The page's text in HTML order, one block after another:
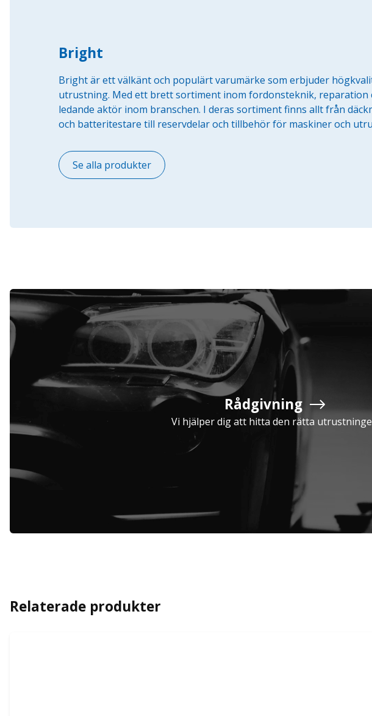
Privatperson
Bright
Bright är ett välkänt och populärt varumärke som erbjuder
utrustning. Med ett brett sortiment inom fordonsteknik, reparation
ledande aktör inom branschen. I deras sortiment finns allt från
och batteritestare till reservdelar och tillbehör för maskiner och
Se alla produkter
Rådgivning
Vi hjälper dig att hitta den rätta
Serviceavtal
Hjulinställare
Relaterade produkter